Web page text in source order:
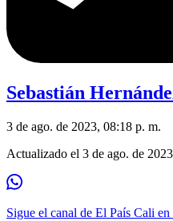
Sebastián
3 de ago. de 2023, 08:18 p. m.
Actualizado el 3 de ago. de
Sigue el canal de El País Cali